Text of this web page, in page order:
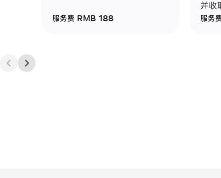
服务费 RMB 188
并收
服务